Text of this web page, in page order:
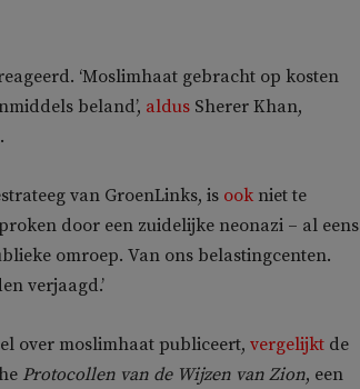
‘Moslimhaat gebracht op kosten
beland’, aldus Sherer Khan,
van GroenLinks, is ook niet te
door een zuidelijke neonazi – al eens
omroep. Van ons belastingcenten.
verjaagd.’
over moslimhaat publiceert, vergelijkt de
Protocollen van de Wijzen van Zion, een